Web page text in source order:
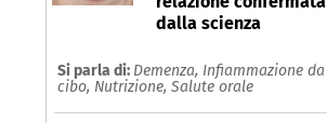
dalla scienza
Si parla di: Demenza, Infiammazione da
cibo, Nutrizione, Salute orale